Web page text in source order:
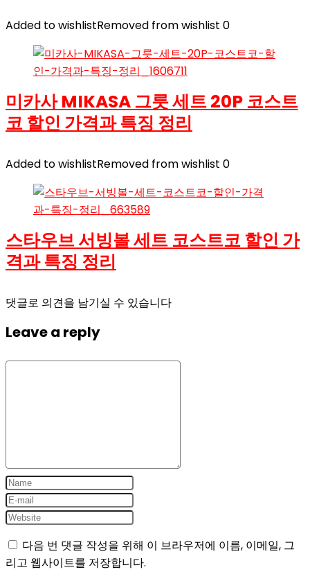
Added to wishlistRemoved from wishlist 0
미카사 MIKASA 그릇 세트 20P 코스트
코 할인 가격과 특징 정리
Added to wishlistRemoved from wishlist 0
스타우브 서빙볼 세트 코스트코 할인 가
격과 특징 정리
댓글로 의견을 남기실 수 있습니다
Leave a reply
다음 번 댓글 작성을 위해 이 브라우저에 이름, 이메일, 그
리고 웹사이트를 저장합니다.